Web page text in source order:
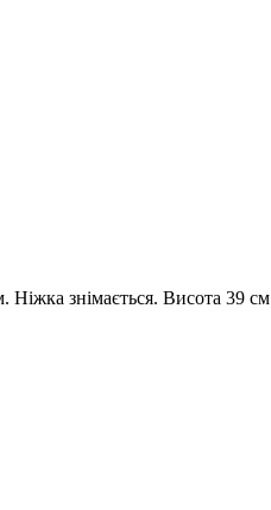
Ніжка знімається. Висота 39 см